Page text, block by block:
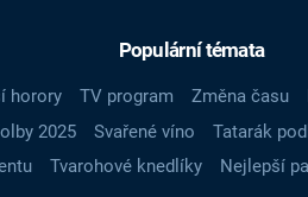
Populární témata
horory TV program Změna času
2025 Svařené víno Tatarák
Tvarohové knedlíky Nejlepší